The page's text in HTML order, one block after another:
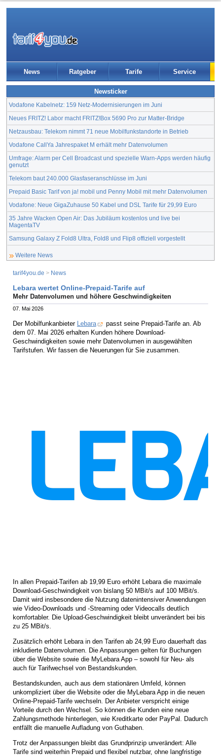
News Ratgeber Tarife Service
Newsticker
Vodafone Kabelnetz: 159 Netz-Modernisierungen im Juni
Neues FRITZ! Labor macht FRITZ!Box 5690 Pro zur Matter-Bridge
Netzausbau: Telekom nimmt 71 neue Mobilfunkstandorte in Betrieb
Vodafone CallYa Jahrespaket M erhält mehr Datenvolumen
Umfrage: Alarm per Cell Broadcast und spezielle Warn-Apps werden häufig
genutzt
Telekom baut 240.000 Glasfaseranschlüsse im Juni
Prepaid Basic Tarif von ja! mobil und Penny Mobil mit mehr Datenvolumen
Vodafone: Neue GigaZuhause 50 Kabel und DSL Tarife für 29,99 Euro
35 Jahre Wacken Open Air: Das Jubiläum kostenlos und live bei
MagentaTV
Samsung Galaxy Z Fold8 Ultra, Fold8 und Flip8 offiziell vorgestellt
Weitere News
tarif4you.de > News
Lebara wertet Online-Prepaid-Tarife auf
Mehr Datenvolumen und höhere Geschwindigkeiten
07. Mai 2026
Der Mobilfunkanbieter Lebara
passt seine Prepaid-Tarife an. Ab
dem 07. Mai 2026 erhalten Kunden höhere Download-
Geschwindigkeiten sowie mehr Datenvolumen in ausgewählten
Tarifstufen. Wir fassen die Neuerungen für Sie zusammen.
In allen Prepaid-Tarifen ab 19,99 Euro erhöht Lebara die maximale
Download-Geschwindigkeit von bislang 50 MBit/s auf 100 MBit/s.
Damit wird insbesondere die Nutzung datenintensiver Anwendungen
wie Video-Downloads und -Streaming oder Videocalls deutlich
komfortabler. Die Upload-Geschwindigkeit bleibt unverändert bei bis
zu 25 MBit/s.
Zusätzlich erhöht Lebara in den Tarifen ab 24,99 Euro dauerhaft das
inkludierte Datenvolumen. Die Anpassungen gelten für Buchungen
über die Website sowie die MyLebara App – sowohl für Neu- als
auch für Tarifwechsel von Bestandskunden.
Bestandskunden, auch aus dem stationären Umfeld, können
unkompliziert über die Website oder die MyLebara App in die neuen
Online-Prepaid-Tarife wechseln. Der Anbieter verspricht einige
Vorteile durch den Wechsel. So können die Kunden eine neue
Zahlungsmethode hinterlegen, wie Kreditkarte oder PayPal. Dadurch
entfällt die manuelle Aufladung von Guthaben.
Trotz der Anpassungen bleibt das Grundprinzip unverändert: Alle
Tarife sind weiterhin Prepaid und flexibel nutzbar, ohne langfristige